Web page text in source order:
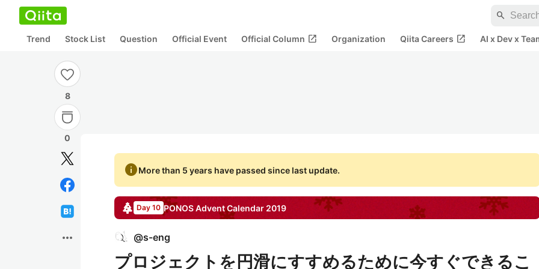
search
Trend Stock List Question Official Event Official Column open_in_new Organization Qiita Careers open_in_new AI x Dev x
8
0
more_horiz
infoMore than 5 years have passed since last update.
Day 10 PONOSAdvent Calendar 2019
@s-eng
プロジェクトを円滑にすすめるために今すぐできるこ